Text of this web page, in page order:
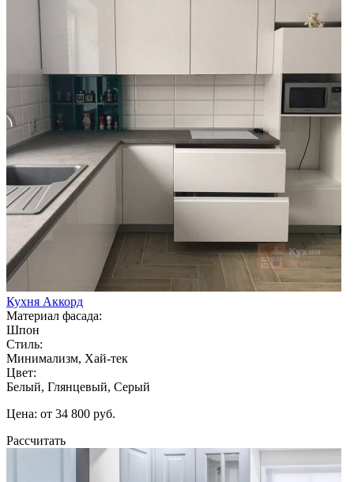
Кухня Аккорд
Материал фасада:
Шпон
Стиль:
Минимализм, Хай-тек
Цвет:
Белый, Глянцевый, Серый
Цена: от 34 800 руб.
Рассчитать